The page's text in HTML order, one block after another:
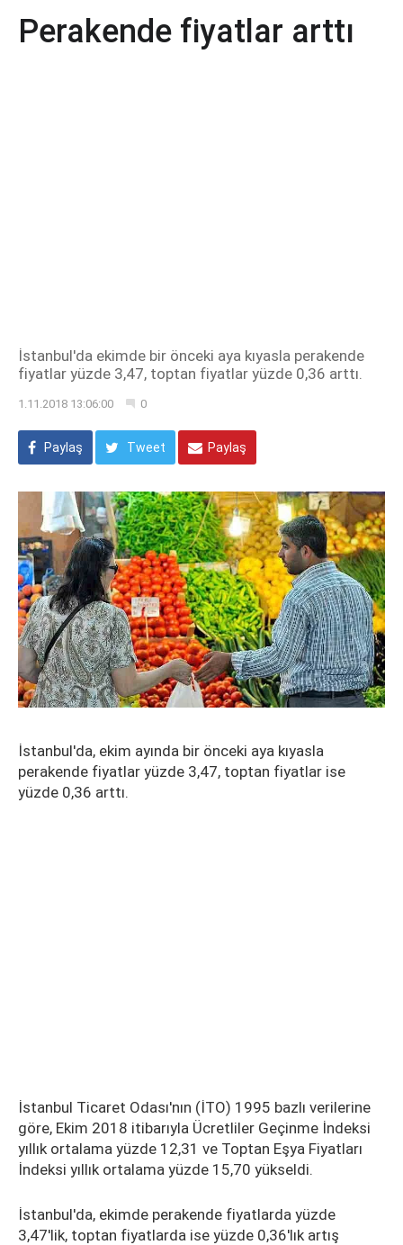
Perakende fiyatlar arttı
İstanbul'da ekimde bir önceki aya kıyasla perakende
fiyatlar yüzde 3,47, toptan fiyatlar yüzde 0,36 arttı.
1.11.2018 13:06:00 0
Paylaş Tweet Paylaş
İstanbul'da, ekim ayında bir önceki aya kıyasla
perakende fiyatlar yüzde 3,47, toptan fiyatlar ise
yüzde 0,36 arttı.
İstanbul Ticaret Odası'nın (İTO) 1995 bazlı verilerine
göre, Ekim 2018 itibarıyla Ücretliler Geçinme İndeksi
yıllık ortalama yüzde 12,31 ve Toptan Eşya Fiyatları
İndeksi yıllık ortalama yüzde 15,70 yükseldi.
İstanbul'da, ekimde perakende fiyatlarda yüzde
3,47'lik, toptan fiyatlarda ise yüzde 0,36'lık artış